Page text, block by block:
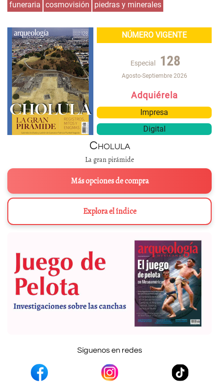
funeraria cosmovisión piedras y minerales
NÚMERO VIGENTE
Especial 128
Agosto-Septiembre 2026
Adquiérela
Impresa
Digital
Cholula
La gran pirámide
Más opciones de compra
Explora el índice
Síguenos en redes